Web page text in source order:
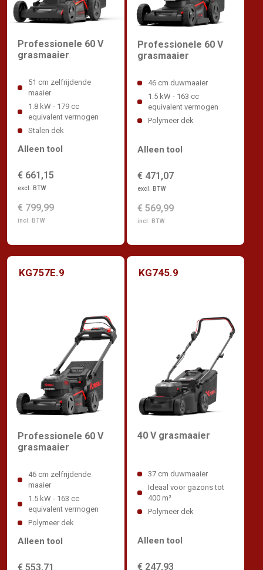
Professionele 60 V
grasmaaier
51 cm zelfrijdende
maaier
1.8 kW - 179 cc
equivalent vermogen
Stalen dek
€ 661,15
excl. BTW
€ 799,99
incl. BTW
Alleen tool
Professionele 60 V
grasmaaier
46 cm duwmaaier
1.5 kW - 163 cc
equivalent vermogen
Polymeer dek
€ 471,07
excl. BTW
€ 569,99
incl. BTW
Alleen tool
KG757E.9
Professionele 60 V
grasmaaier
46 cm zelfrijdende
maaier
1.5 kW - 163 cc
equivalent vermogen
Polymeer dek
€ 553,71
Alleen tool
KG745.9
40 V grasmaaier
37 cm duwmaaier
Ideaal voor gazons tot
400 m²
Polymeer dek
€ 247,93
Alleen tool